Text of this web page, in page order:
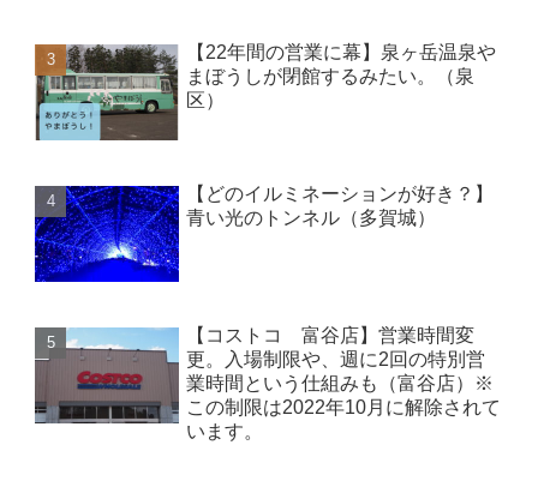
【22年間の営業に幕】泉ヶ岳温泉や
まぼうしが閉館するみたい。（泉
区）
【どのイルミネーションが好き？】
青い光のトンネル（多賀城）
【コストコ 富谷店】営業時間変
更。入場制限や、週に2回の特別営
業時間という仕組みも（富谷店）※
この制限は2022年10月に解除されて
います。